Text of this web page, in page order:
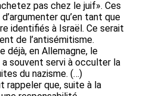
pas chez le juif». Ces
qu’en tant que
identifiés à Israël. Ce serait
de l’antisémitisme.
déjà, en Allemagne, le
souvent servi à occulter la
du nazisme. (…)
rappeler que, suite à la